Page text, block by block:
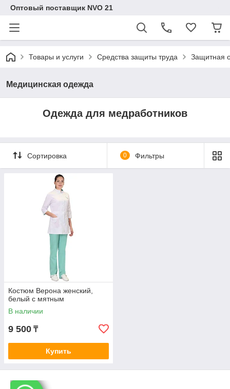
Оптовый поставщик NVO 21
Товары и услуги Средства защиты труда Защитная
Медицинская одежда
Одежда для медработников
Сортировка 0 Фильтры
Костюм Верона женский,
белый с мятным
В наличии
9 500 ₸
Купить